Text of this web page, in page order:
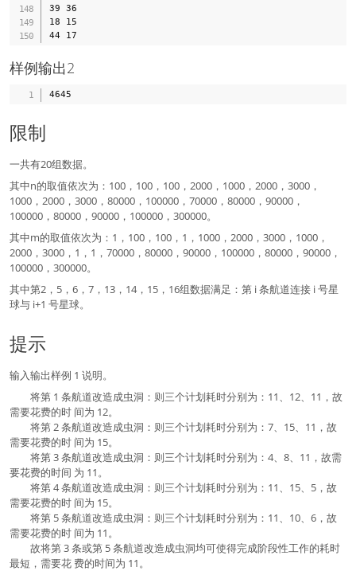
39 36
18 15
样例输出2
限制
一共有20组数据。
其中n的取值依次为：100，100，100，2000，1000，2000，3000，
1000，2000，3000，80000，100000，70000，80000，90000，
100000，80000，90000，100000，300000。
其中m的取值依次为：1，100，100，1，1000，2000，3000，1000，
2000，3000，1，1，70000，80000，90000，100000，80000，90000，
100000，300000。
其中第2，5，6，7，13，14，15，16组数据满足：第 i 条航道连接 i 号星
球与 i+1 号星球。
提示
输入输出样例 1 说明。
将第 1 条航道改造成虫洞：则三个计划耗时分别为：11、12、11，故
需要花费的时 间为 12。
将第 2 条航道改造成虫洞：则三个计划耗时分别为：7、15、11，故
需要花费的时 间为 15。
将第 3 条航道改造成虫洞：则三个计划耗时分别为：4、8、11，故需
要花费的时间 为 11。
将第 4 条航道改造成虫洞：则三个计划耗时分别为：11、15、5，故
需要花费的时 间为 15。
将第 5 条航道改造成虫洞：则三个计划耗时分别为：11、10、6，故
需要花费的时 间为 11。
故将第 3 条或第 5 条航道改造成虫洞均可使得完成阶段性工作的耗时
最短，需要花 费的时间为 11。